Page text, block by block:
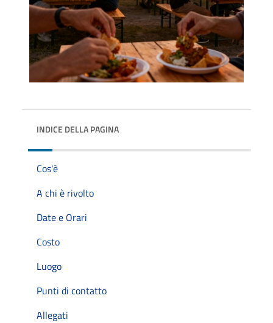
INDICE DELLA PAGINA
Cos'è
A chi è rivolto
Date e Orari
Costo
Luogo
Punti di contatto
Allegati